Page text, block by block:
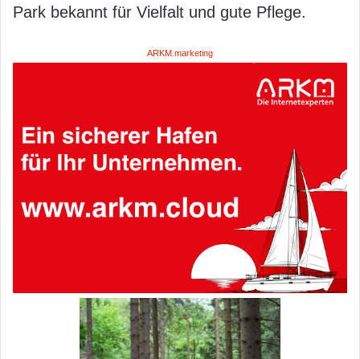
Park bekannt für Vielfalt und gute Pflege.
ARKM.marketing